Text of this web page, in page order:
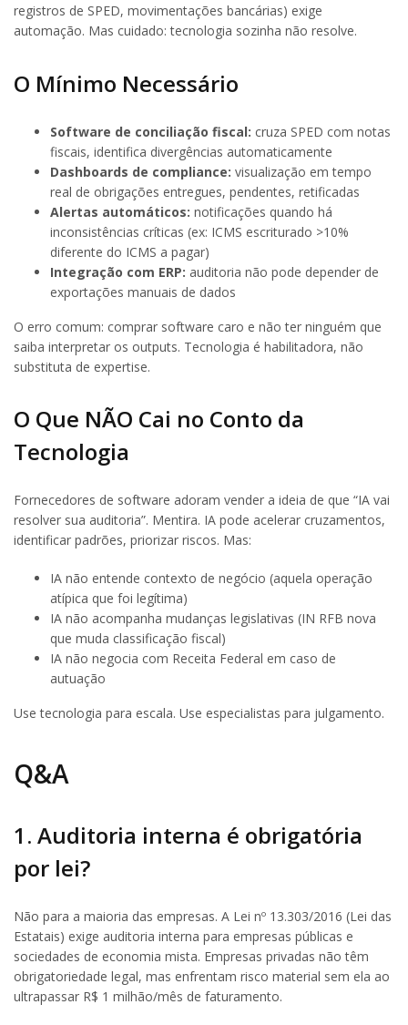
registros de SPED, movimentações bancárias) exige
automação. Mas cuidado: tecnologia sozinha não resolve.
O Mínimo Necessário
Software de conciliação fiscal: cruza SPED com notas
fiscais, identifica divergências automaticamente
Dashboards de compliance: visualização em tempo
real de obrigações entregues, pendentes, retificadas
Alertas automáticos: notificações quando há
inconsistências críticas (ex: ICMS escriturado >10%
diferente do ICMS a pagar)
Integração com ERP: auditoria não pode depender de
exportações manuais de dados
O erro comum: comprar software caro e não ter ninguém que
saiba interpretar os outputs. Tecnologia é habilitadora, não
substituta de expertise.
O Que NÃO Cai no Conto da
Tecnologia
Fornecedores de software adoram vender a ideia de que “IA vai
resolver sua auditoria”. Mentira. IA pode acelerar cruzamentos,
identificar padrões, priorizar riscos. Mas:
IA não entende contexto de negócio (aquela operação
atípica que foi legítima)
IA não acompanha mudanças legislativas (IN RFB nova
que muda classificação fiscal)
IA não negocia com Receita Federal em caso de
autuação
Use tecnologia para escala. Use especialistas para julgamento.
Q&A
1. Auditoria interna é obrigatória
por lei?
Não para a maioria das empresas. A Lei nº 13.303/2016 (Lei das
Estatais) exige auditoria interna para empresas públicas e
sociedades de economia mista. Empresas privadas não têm
obrigatoriedade legal, mas enfrentam risco material sem ela ao
ultrapassar R$ 1 milhão/mês de faturamento.